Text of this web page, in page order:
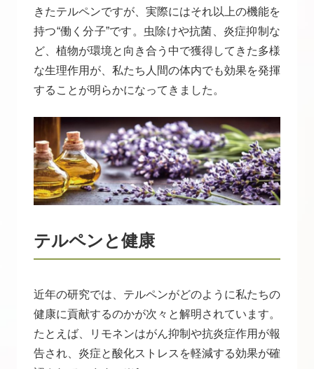
きたテルペンですが、実際にはそれ以上の機能を
持つ“働く分子”です。虫除けや抗菌、炎症抑制な
ど、植物が環境と向き合う中で獲得してきた多様
な生理作用が、私たち人間の体内でも効果を発揮
することが明らかになってきました。
テルペンと健康
近年の研究では、テルペンがどのように私たちの
健康に貢献するのかが次々と解明されています。
たとえば、リモネンはがん抑制や抗炎症作用が報
告され、炎症と酸化ストレスを軽減する効果が確